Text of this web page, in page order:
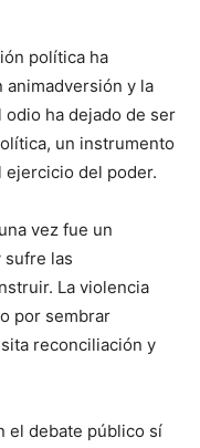
política ha
animadversión y la
ha dejado de ser
un instrumento
ejercicio del poder.
vez fue un
las
La violencia
por sembrar
reconciliación y
el debate público sí